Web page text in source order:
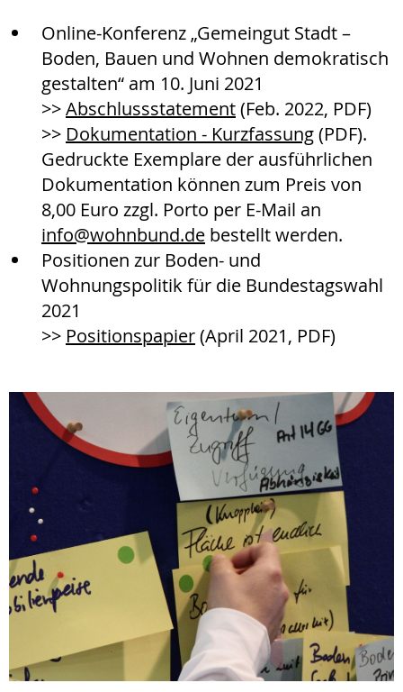
Online-Konferenz „Gemeingut Stadt –
Boden, Bauen und Wohnen demokratisch
gestalten“ am 10. Juni 2021
>>Abschlussstatement(Feb. 2022, PDF)
>> Dokumentation - Kurzfassung(PDF).
Gedruckte Exemplare der ausführlichen
Dokumentation können zum Preis von
8,00 Euro zzgl. Porto per E-Mail an
info@wohnbund.de bestellt werden.
Positionen zur Boden- und
Wohnungspolitik für die Bundestagswahl
2021
>> Positionspapier(April 2021, PDF)